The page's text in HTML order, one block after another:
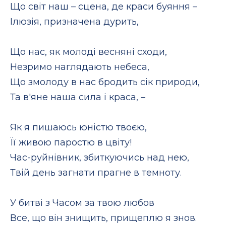
Що світ наш – сцена, де краси буяння –
Ілюзія, призначена дурить,
Що нас, як молоді весняні сходи,
Незримо наглядають небеса,
Що змолоду в нас бродить сік природи,
Та в'яне наша сила і краса, –
Як я пишаюсь юністю твоєю,
Її живою паростю в цвіту!
Час-руйнівник, збиткуючись над нею,
Твій день загнати прагне в темноту.
У битві з Часом за твою любов
Все, що він знищить, прищеплю я знов.